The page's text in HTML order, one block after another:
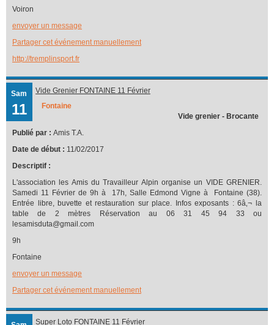
Voiron
envoyer un message
Partager cet événement manuellement
http://tremplinsport.fr
Sam
11
Vide Grenier FONTAINE 11 Février
Fontaine
Vide grenier - Brocante
Publié par : Amis T.A.
Date de début : 11/02/2017
Descriptif :
L'association les Amis du Travailleur Alpin organise un VIDE GRENIER.
Samedi 11 Février de 9h à 17h, Salle Edmond Vigne à Fontaine (38).
Entrée libre, buvette et restauration sur place. Infos exposants : 6â‚¬ la
table de 2 mètres Réservation au 06 31 45 94 33 ou
lesamisduta@gmail.com
9h
Fontaine
envoyer un message
Partager cet événement manuellement
Super Loto FONTAINE 11 Février